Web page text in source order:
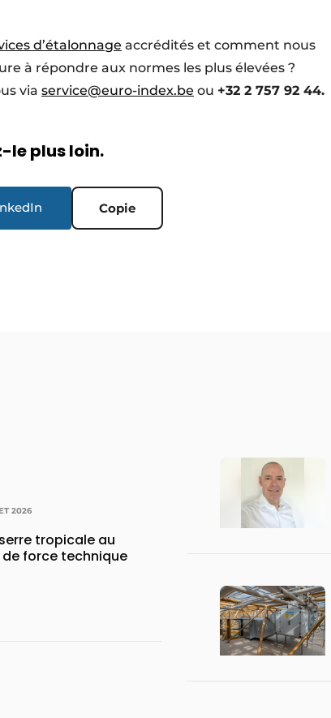
d’étalonnage accrédités et comment nous
à répondre aux normes les plus élevées ?
via service@euro-index.be ou +32 2 757 92 44.
le plus loin.
Copie
2026
tropicale au
force technique